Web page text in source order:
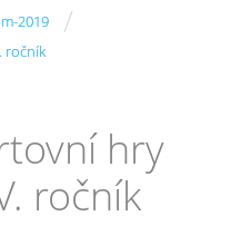
2019 /
ročník
hry
ročník